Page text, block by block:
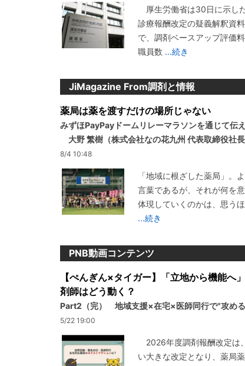
厚生労働省は30日に示し
診療報酬改定の疑義解釈資料
で、調剤ベースアップ評価
職員数 ...続き
JiMagazine From調剤と情報
薬局は薬を渡すだけの場所じゃない
みずほPayPayドームリレーマラソンを通じて伝
大野 繁樹（株式会社なの花九州 代表取締役社長
8/4 10:48
「地域に根ざした薬局」。
言葉であるが、それが何を
体現していくのかは、思う
...続き
PNB動画コンテンツ
【ぺんぎん×タイガー】「立地から機能へ
剤師はどう動く？
Part2（完） 地域支援×在宅×医師同行で"攻め
5/22 19:00
2026年度調剤報酬改定は
い大きな改定となり、薬局